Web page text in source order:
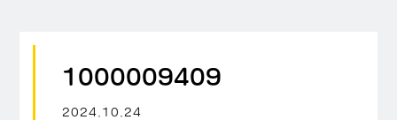
1000009409
2024.10.24